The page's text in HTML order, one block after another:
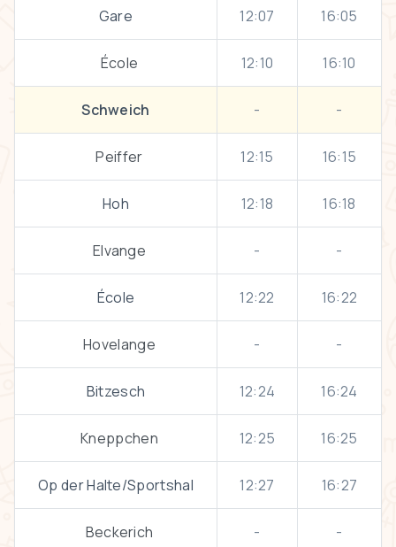
Gare 12:07 16:05
École 12:10 16:10
Schweich - -
Peiffer 12:15 16:15
Hoh 12:18 16:18
Elvange - -
École 12:22 16:22
Hovelange - -
Bitzesch 12:24 16:24
Kneppchen 12:25 16:25
Op der Halte/Sportshal 12:27 16:27
Beckerich - -